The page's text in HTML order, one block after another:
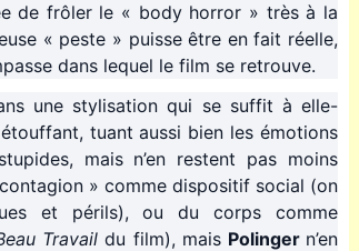
de frôler le « body horror » très à la
« peste » puisse être en fait réelle,
dans lequel le film se retrouve.
une stylisation qui se suffit à elle-
tuant aussi bien les émotions
mais n’en restent pas moins
» comme dispositif social (on
et périls), ou du corps comme
Travail du film), mais Polinger n’en